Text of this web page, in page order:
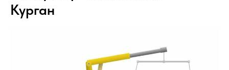
Курган